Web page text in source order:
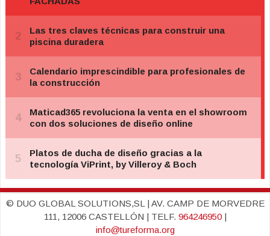
© DUO GLOBAL SOLUTIONS,SL | AV. CAMP DE MORVEDRE
111, 12006 CASTELLÓN | TELF. 964246950|
info@tureforma.org